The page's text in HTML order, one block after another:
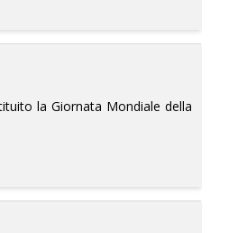
la Giornata Mondiale della